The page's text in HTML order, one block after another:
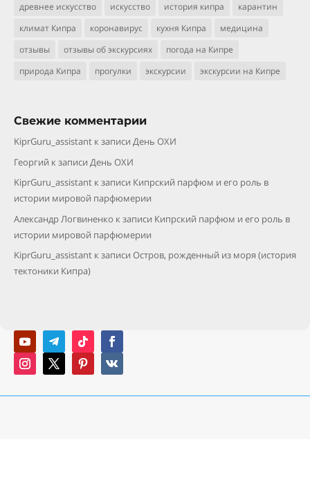
древнее искусство
искусство история кипра
карантин
климат Кипра
коронавирус кухня Кипра
медицина
отзывы
отзывы об экскурсиях
погода на Кипре
природа Кипра
прогулки экскурсии экскурсии на Кипре
Свежие комментарии
KiprGuru_assistant к записи День ОХИ
Георгий к записи День ОХИ
KiprGuru_assistant к записи Кипрский парфюм и его роль в
истории мировой парфюмерии
Александр Логвиненко к записи Кипрский парфюм и его роль в
истории мировой парфюмерии
KiprGuru_assistant к записи Остров, рожденный из моря (история
тектоники Кипра)